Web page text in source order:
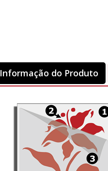
Informação do Produto